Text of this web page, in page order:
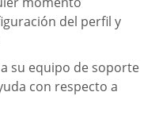
del perfil y
su equipo de soporte
con respecto a